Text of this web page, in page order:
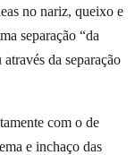
no nariz, queixo e
separação “da
da separação
com o de
e inchaço das